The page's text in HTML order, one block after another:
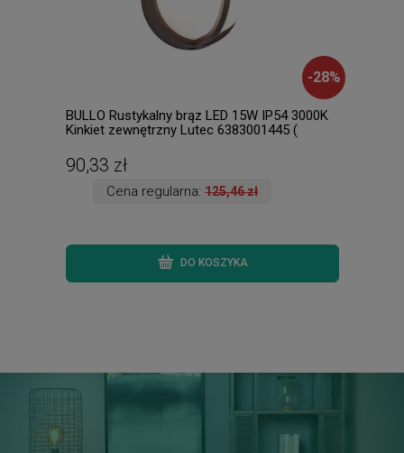
-28%
BULLO Rustykalny brąz LED 15W IP54 3000K
Kinkiet zewnętrzny Lutec 6383001445 (
90,33 zł
Cena regularna:125,46 zł
DO KOSZYKA